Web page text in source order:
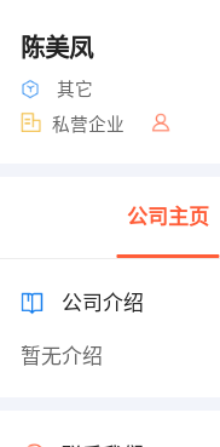
陈美凤
其它
私营企业
公司主页
公司介绍
暂无介绍